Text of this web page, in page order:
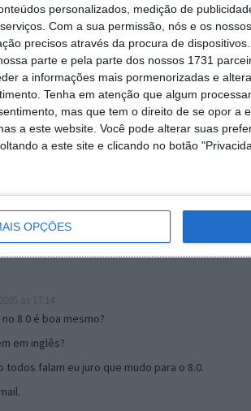
personalizados, medição de
Com a sua permissão, nós e os
precisos através da procura de
parte e pela parte dos nossos 1731
a informações mais pormenorizadas e
Tenha em atenção que algum
mas que tem o direito de se opor a
a este website. Você pode alterar suas
a este site e clicando no botão
OPÇÕES
mail algum.
17:00
8.0 é boa mesmo?
em inglês?
falam eu juro que mudo para o 8.0.